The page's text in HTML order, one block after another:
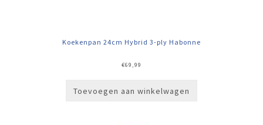
Koekenpan 24cm Hybrid 3-ply Habonne
€69,99
Toevoegen aan winkelwagen